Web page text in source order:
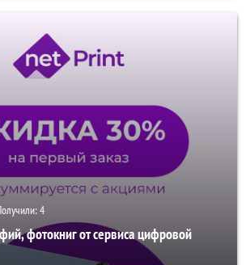
4
фотокниг от сервиса цифровой